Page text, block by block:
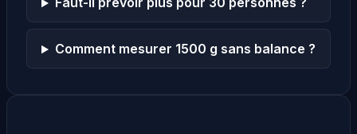
Comment mesurer 1500 g sans balance ?